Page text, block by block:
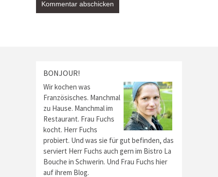
BONJOUR!
Wir kochen was
Französisches. Manchmal
zu Hause. Manchmal im
Restaurant. Frau Fuchs
kocht. Herr Fuchs
probiert. Und was sie für gut befinden, das
serviert Herr Fuchs auch gern im Bistro La
Bouche in Schwerin. Und Frau Fuchs hier
auf ihrem Blog.